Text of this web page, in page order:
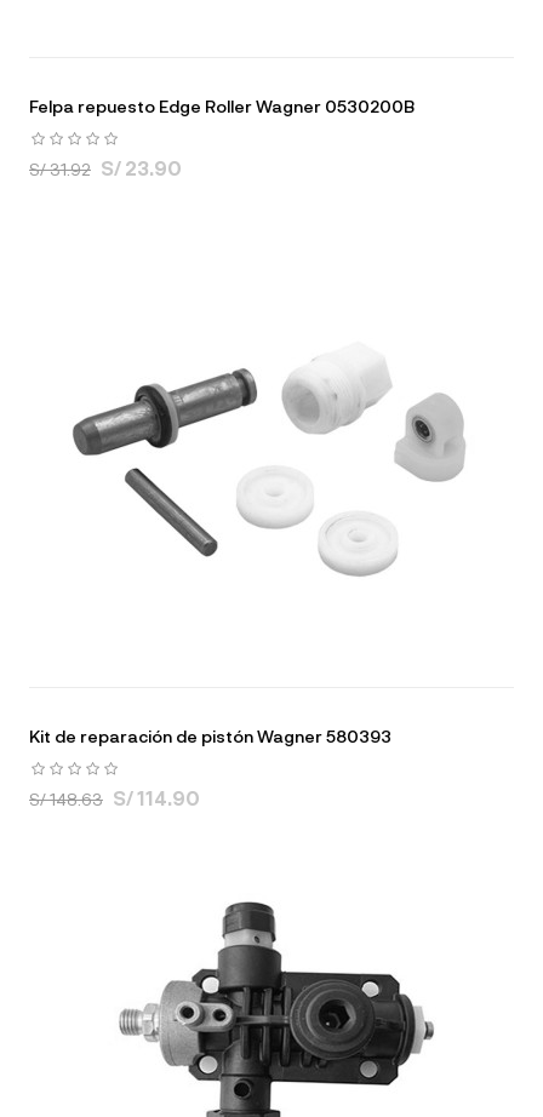
Felpa repuesto Edge Roller Wagner 0530200B
S/ 31.92 S/ 23.90
Kit de reparación de pistón Wagner 580393
S/ 148.63 S/ 114.90